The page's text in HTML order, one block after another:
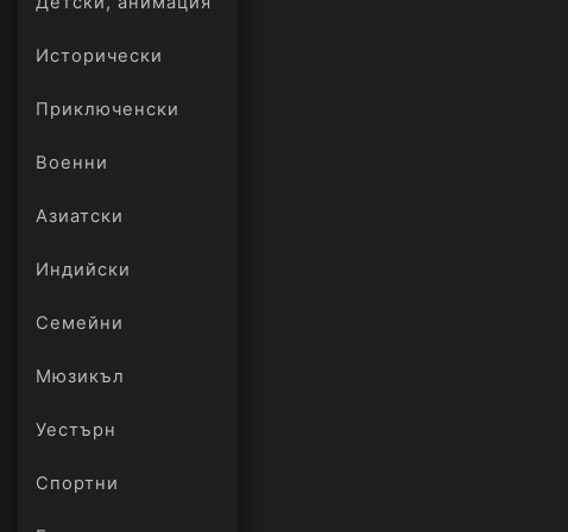
Исторически
Приключенски
Военни
Азиатски
Индийски
Семейни
Мюзикъл
Уестърн
Спортни